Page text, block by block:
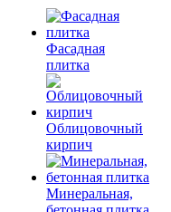
Фасадная
плитка
Облицовочный
кирпич
Минеральная,